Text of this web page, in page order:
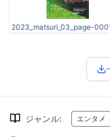
2023_matsuri_03_page-
ジャンル: エンタメ